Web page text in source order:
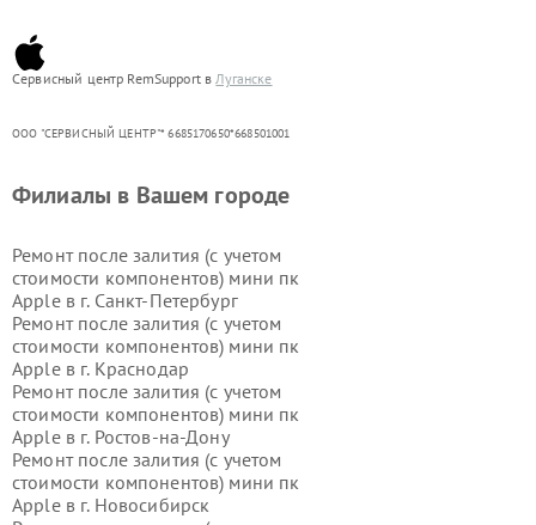
Сервисный центр RemSupport вЛуганске
ООО "СЕРВИСНЫЙ ЦЕНТР"* 6685170650*668501001
Филиалы в Вашем городе
Ремонт после залития (с учетом
стоимости компонентов) мини пк
Apple в г. Санкт-Петербург
Ремонт после залития (с учетом
стоимости компонентов) мини пк
Apple в г. Краснодар
Ремонт после залития (с учетом
стоимости компонентов) мини пк
Apple в г. Ростов-на-Дону
Ремонт после залития (с учетом
стоимости компонентов) мини пк
Apple в г. Новосибирск